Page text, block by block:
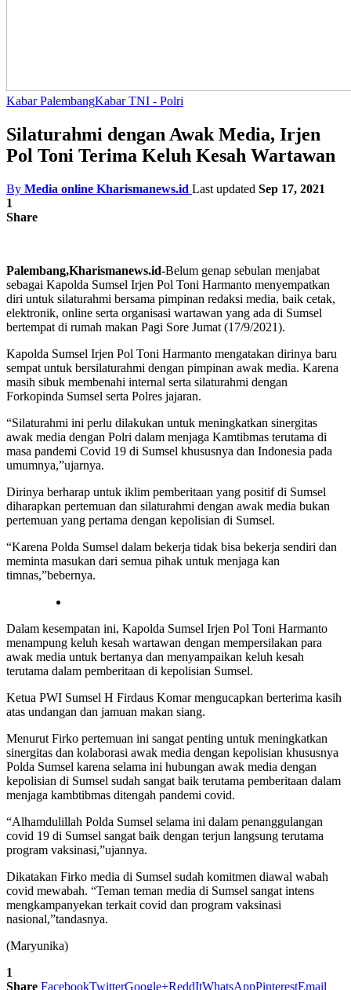
Kabar PalembangKabar TNI - Polri
Silaturahmi dengan Awak Media, Irjen
Pol Toni Terima Keluh Kesah Wartawan
By Media online Kharismanews.id Last updated Sep 17, 2021
1
Share
Palembang,Kharismanews.id-Belum genap sebulan menjabat
sebagai Kapolda Sumsel Irjen Pol Toni Harmanto menyempatkan
diri untuk silaturahmi bersama pimpinan redaksi media, baik cetak,
elektronik, online serta organisasi wartawan yang ada di Sumsel
bertempat di rumah makan Pagi Sore Jumat (17/9/2021).
Kapolda Sumsel Irjen Pol Toni Harmanto mengatakan dirinya baru
sempat untuk bersilaturahmi dengan pimpinan awak media. Karena
masih sibuk membenahi internal serta silaturahmi dengan
Forkopinda Sumsel serta Polres jajaran.
“Silaturahmi ini perlu dilakukan untuk meningkatkan sinergitas
awak media dengan Polri dalam menjaga Kamtibmas terutama di
masa pandemi Covid 19 di Sumsel khususnya dan Indonesia pada
umumnya,”ujarnya.
Dirinya berharap untuk iklim pemberitaan yang positif di Sumsel
diharapkan pertemuan dan silaturahmi dengan awak media bukan
pertemuan yang pertama dengan kepolisian di Sumsel.
“Karena Polda Sumsel dalam bekerja tidak bisa bekerja sendiri dan
meminta masukan dari semua pihak untuk menjaga kan
timnas,”bebernya.
Dalam kesempatan ini, Kapolda Sumsel Irjen Pol Toni Harmanto
menampung keluh kesah wartawan dengan mempersilakan para
awak media untuk bertanya dan menyampaikan keluh kesah
terutama dalam pemberitaan di kepolisian Sumsel.
Ketua PWI Sumsel H Firdaus Komar mengucapkan berterima kasih
atas undangan dan jamuan makan siang.
Menurut Firko pertemuan ini sangat penting untuk meningkatkan
sinergitas dan kolaborasi awak media dengan kepolisian khususnya
Polda Sumsel karena selama ini hubungan awak media dengan
kepolisian di Sumsel sudah sangat baik terutama pemberitaan dalam
menjaga kambtibmas ditengah pandemi covid.
“Alhamdulillah Polda Sumsel selama ini dalam penanggulangan
covid 19 di Sumsel sangat baik dengan terjun langsung terutama
program vaksinasi,”ujannya.
Dikatakan Firko media di Sumsel sudah komitmen diawal wabah
covid mewabah. “Teman teman media di Sumsel sangat intens
mengkampanyekan terkait covid dan program vaksinasi
nasional,”tandasnya.
(Maryunika)
1
Share FacebookTwitterGoogle+ReddItWhatsAppPinterestEmail